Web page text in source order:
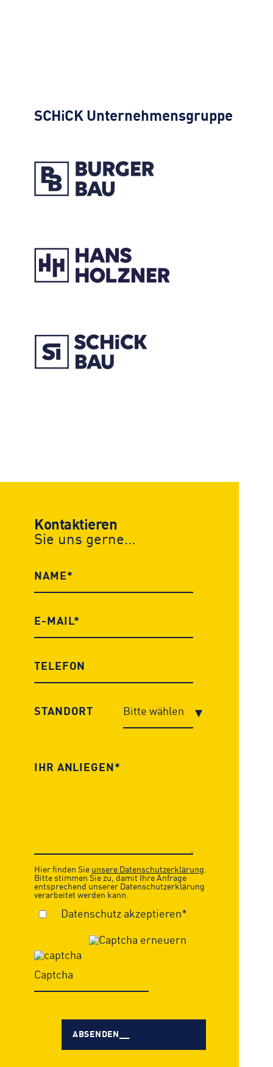
SCHiCKUnternehmensgruppe
Kontaktieren
Sie uns gerne...
STANDORT
Hier finden Sie unsere Datenschutzerklärung.
Bitte stimmen Sie zu, damit Ihre Anfrage
entsprechend unserer Datenschutzerklärung
verarbeitet werden kann.
Datenschutz akzeptieren